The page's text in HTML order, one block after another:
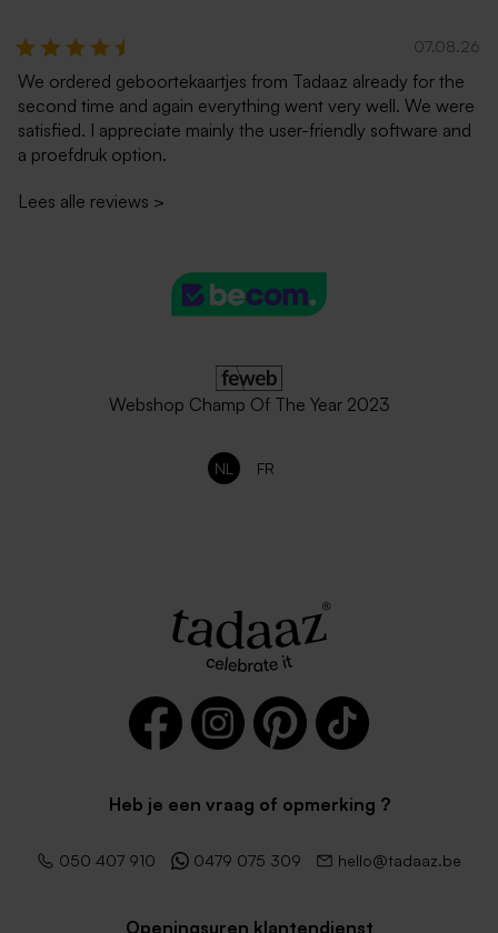
07.08.26
We ordered geboortekaartjes from Tadaaz already for the
second time and again everything went very well. We were
satisfied. I appreciate mainly the user-friendly software and
a proefdruk option.
Lees alle reviews >
Webshop Champ Of The Year 2023
NL FR
Heb je een vraag of opmerking ?
050 407 910 0479 075 309 hello@tadaaz.be
Openingsuren klantendienst